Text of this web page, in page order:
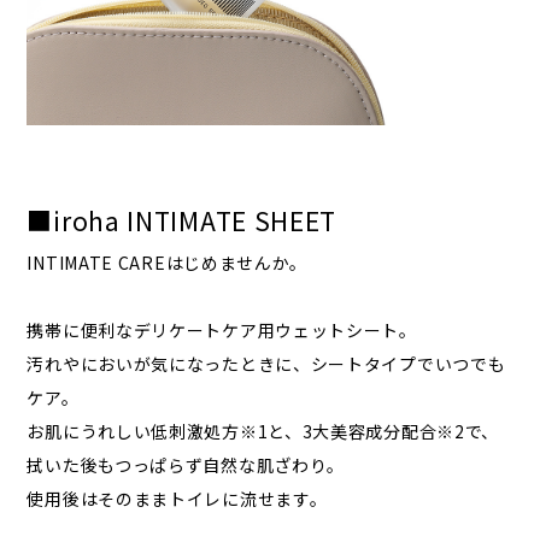
■iroha INTIMATE SHEET
INTIMATE CAREはじめませんか。
携帯に便利なデリケートケア用ウェットシート。
汚れやにおいが気になったときに、シートタイプでいつでも
ケア。
お肌にうれしい低刺激処方※1と、3大美容成分配合※2で、
拭いた後もつっぱらず自然な肌ざわり。
使用後はそのままトイレに流せます。